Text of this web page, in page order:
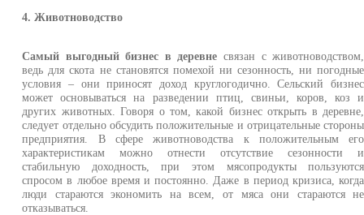
4. Животноводство
Самый выгодный бизнес в деревне связан с животноводством,
ведь для скота не становятся помехой ни сезонность, ни погодные
условия – они приносят доход круглогодично. Сельский бизнес
может основываться на разведении птиц, свиньи, коров, коз и
других животных. Говоря о том, какой бизнес открыть в деревне,
следует отдельно обсудить положительные и отрицательные стороны
предприятия. В сфере животноводства к положительным его
характеристикам можно отнести отсутствие сезонности и
стабильную доходность, при этом мясопродукты пользуются
спросом в любое время и постоянно. Даже в период кризиса, когда
люди стараются экономить на всем, от мяса они стараются не
отказываться.